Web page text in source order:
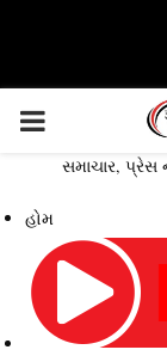
PRIMARY
MENU
સમાચાર, પ્રેસ
હોમ